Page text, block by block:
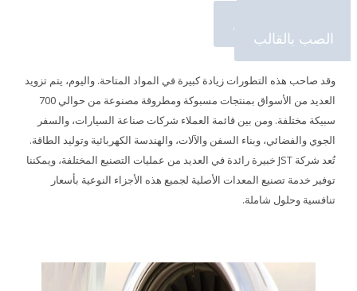
الصب الاستثماري
الصب بالقالب
وقد صاحب هذه التطورات زيادة كبيرة في المواد المتاحة. واليوم، يتم تزويد
العديد من الأسواق بمنتجات مسبوكة ومطروقة مصنوعة من حوالي 700
سبيكة مختلفة. ومن بين قائمة العملاء شركات صناعة السيارات، والسفر
الجوي والفضائي، وبناء السفن والآلات، والهندسة الكهربائية وتوليد الطاقة.
تُعد شركة JST خبيرة رائدة في العديد من عمليات التصنيع المختلفة، ويمكننا
توفير خدمة تصنيع المعدات الأصلية لجميع هذه الأجزاء النوعية بأسعار
تنافسية وحلول شاملة.